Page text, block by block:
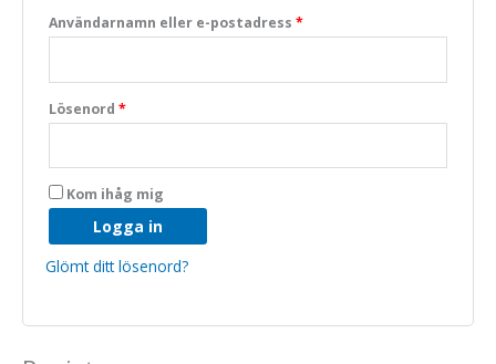
Användarnamn eller e-postadress *
Lösenord *
Kom ihåg mig
Logga in
Glömt ditt lösenord?
Nödvändiga
Dessa kakor
att hemsidan
över huvud
taget ska
fungera.
Statistik